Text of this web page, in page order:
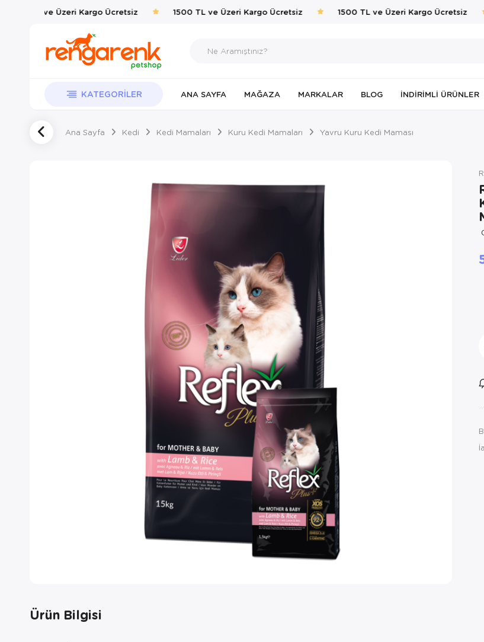
1500 TL ve Üzeri Kargo Ücretsiz 1500 TL ve Üzeri Kargo Ücretsiz 1500 TL ve Üzeri Kargo Ücretsiz
KATEGORILER ANA SAYFA MAĞAZA MARKALAR BLOG İNDIRIMLI ÜRÜNLER
Ana Sayfa Kedi Kedi Mamaları Kuru Kedi Mamaları Yavru Kuru Kedi Maması
Ürün Bilgisi